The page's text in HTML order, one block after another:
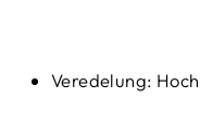
Veredelung: